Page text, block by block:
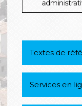
Textes de
Services en